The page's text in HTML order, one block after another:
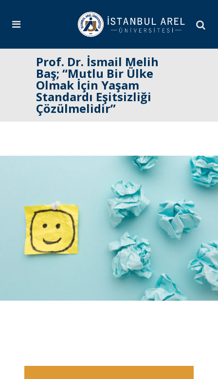
Prof. Dr. İsmail Melih
Baş; “Mutlu Bir Ülke
Olmak İçin Yaşam
Standardı Eşitsizliği
Çözülmelidir”